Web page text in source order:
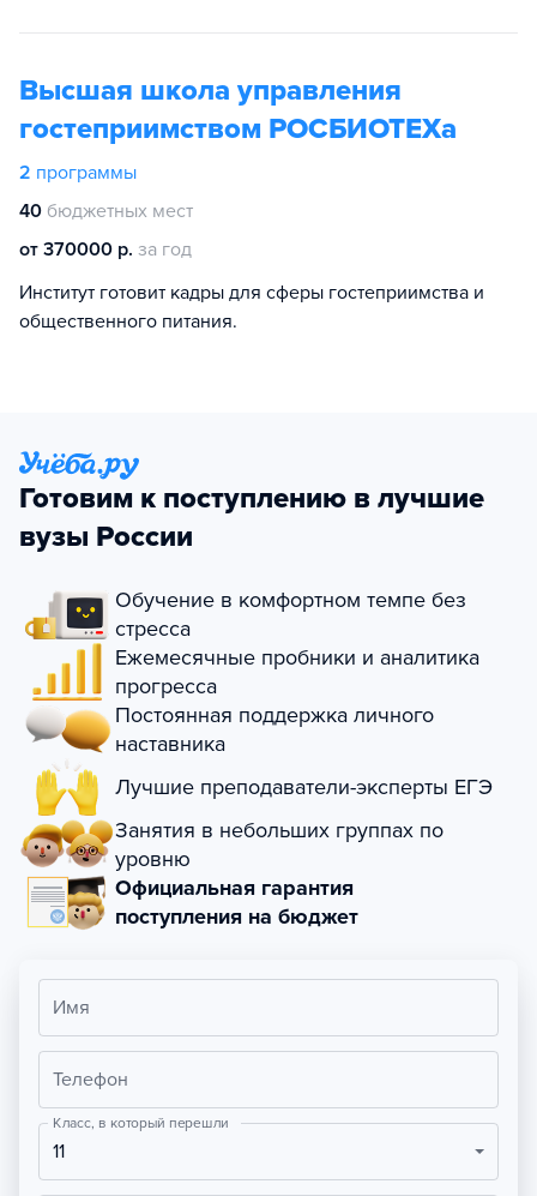
Высшая школа управления
гостеприимством РОСБИОТЕХа
2 программы
40 бюджетных мест
от 370000 р. за год
Институт готовит кадры для сферы гостеприимства и
общественного питания.
Готовим к поступлению в лучшие
вузы России
Обучение в комфортном темпе без
стресса
Ежемесячные пробники и аналитика
прогресса
Постоянная поддержка личного
наставника
Лучшие преподаватели-эксперты ЕГЭ
Занятия в небольших группах по
уровню
Официальная гарантия
поступления на бюджет
Имя
Телефон
Класс, в который перешли
11